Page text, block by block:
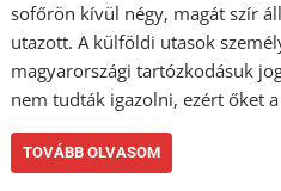
sofőrön kívül négy, magát szír
utazott. A külföldi utasok
magyarországi tartózkodásuk
nem tudták igazolni, ezért őket
TOVÁBB OLVASOM